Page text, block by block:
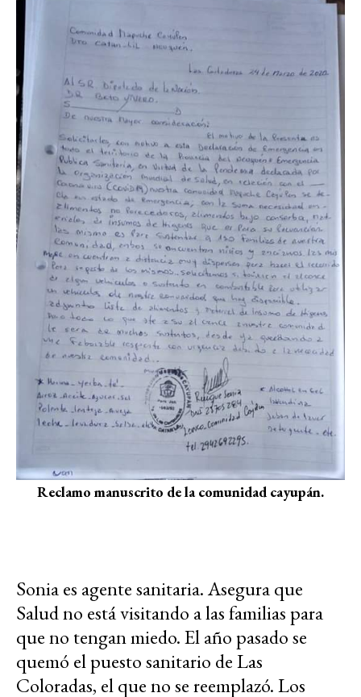
Reclamo manuscrito de la comunidad cayupán.
Sonia es agente sanitaria. Asegura que
Salud no está visitando a las familias para
que no tengan miedo. El año pasado se
quemó el puesto sanitario de Las
Coloradas, el que no se reemplazó. Los